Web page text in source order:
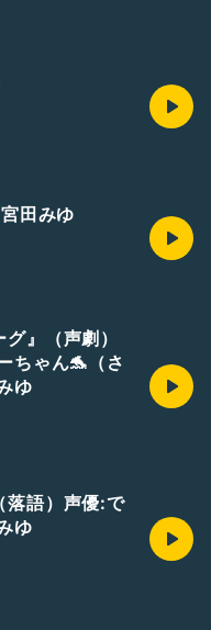
田みゆ
』（声劇）
ちゃん🐬（さ
ゆ
落語）声優:で
ゆ